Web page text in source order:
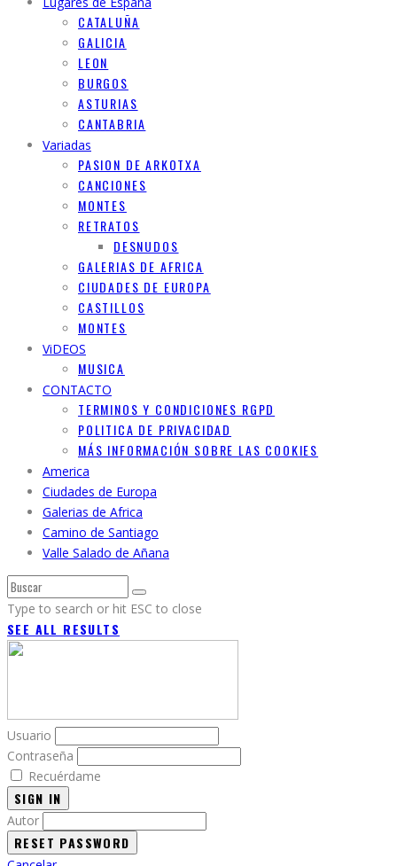
CATALUÑA
GALICIA
LEON
BURGOS
ASTURIAS
CANTABRIA
Variadas
PASION DE ARKOTXA
CANCIONES
MONTES
RETRATOS
DESNUDOS
GALERIAS DE AFRICA
CIUDADES DE EUROPA
CASTILLOS
MONTES
ViDEOS
MUSICA
CONTACTO
TERMINOS Y CONDICIONES RGPD
POLITICA DE PRIVACIDAD
MÁS INFORMACIÓN SOBRE LAS COOKIES
America
Ciudades de Europa
Galerias de Africa
Camino de Santiago
Valle Salado de Añana
Type to search or hit ESC to close
SEE ALL RESULTS
Usuario
Contraseña
Recuérdame
SIGN IN
Autor